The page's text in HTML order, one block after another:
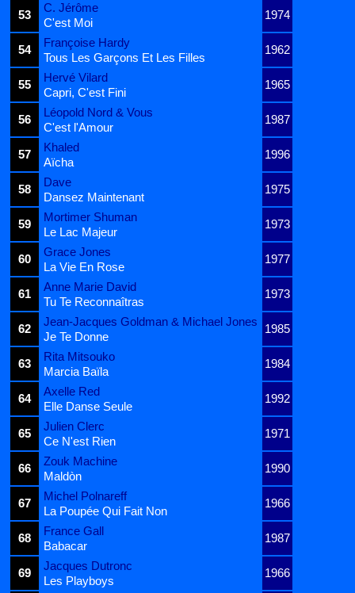
53
C. Jérôme
1974
C'est Moi
54
Françoise Hardy
1962
Tous Les Garçons Et Les Filles
55
Hervé Vilard
1965
Capri, C'est Fini
56
Léopold Nord & Vous
1987
C'est l'Amour
57
Khaled
1996
Aïcha
58
Dave
1975
Dansez Maintenant
59
Mortimer Shuman
1973
Le Lac Majeur
60
Grace Jones
1977
La Vie En Rose
61
Anne Marie David
1973
Tu Te Reconnaîtras
62
Jean-Jacques Goldman & Michael Jones
1985
Je Te Donne
63
Rita Mitsouko
1984
Marcia Baïla
64
Axelle Red
1992
Elle Danse Seule
65
Julien Clerc
1971
Ce N'est Rien
66
Zouk Machine
1990
Maldòn
67
Michel Polnareff
1966
La Poupée Qui Fait Non
68
France Gall
1987
Babacar
69
Jacques Dutronc
1966
Les Playboys